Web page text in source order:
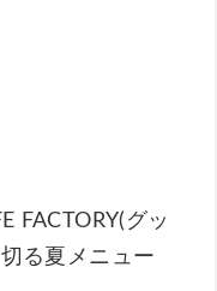
FACTORY(グッ
る夏メニュー